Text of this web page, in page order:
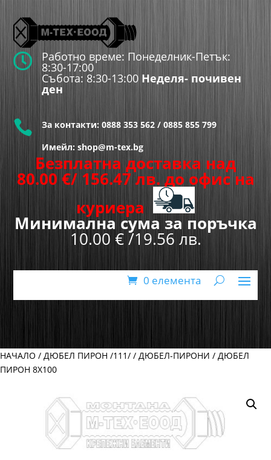
 Работно време: Понеделник-Петък:
8:30-17:00
Събота: 8:30-13:00 Неделя- почивен
ден
 За контакти: 0888 353 562 / 0885 855 799
Имейл: shop@m-tex.bg
Безплатна доставка над
80.00 €/ 156.47 лв. до офис на
куриера
Минимална сума за поръчка
10.00 € /19.56 лв.
0 елемента
НАЧАЛО / ДЮБЕЛ ПИРОН /111/ / ДЮБЕЛ-ПИРОНИ / ДЮБЕЛ
ПИРОН 8Х100